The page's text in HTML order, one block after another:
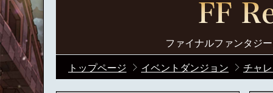
ファイナルファンタジ
トップページ イベントダンジョン チャ